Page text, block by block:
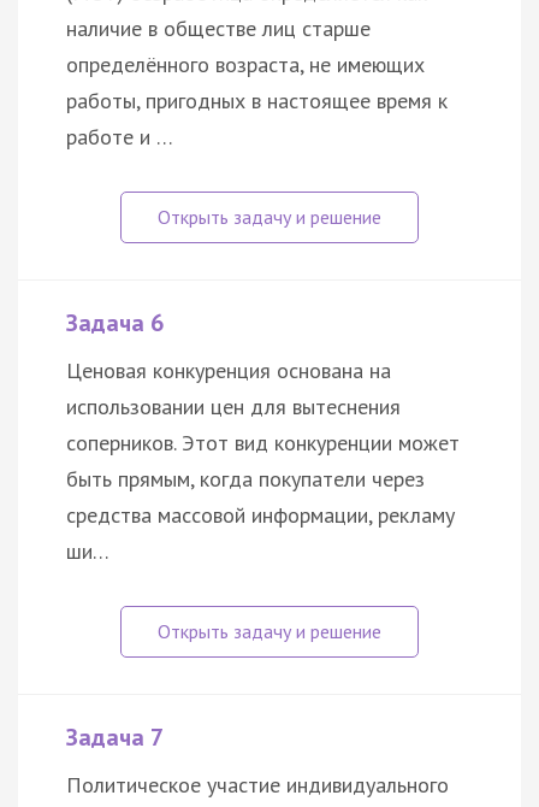
наличие в обществе лиц старше
определённого возраста, не имеющих
работы, пригодных в настоящее время к
работе и …
Задача 6
Ценовая конкуренция основана на
использовании цен для вытеснения
соперников. Этот вид конкуренции может
быть прямым, когда покупатели через
средства массовой информации, рекламу
ши…
Задача 7
Политическое участие индивидуального